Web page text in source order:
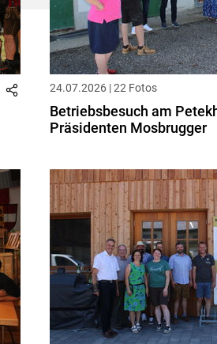
24.07.2026 | 22 Fotos
Betriebsbesuch am
Präsidenten Mosbrugger